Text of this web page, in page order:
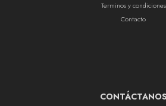
Terminos y condiciones
Contacto
CONTÁCTANOS